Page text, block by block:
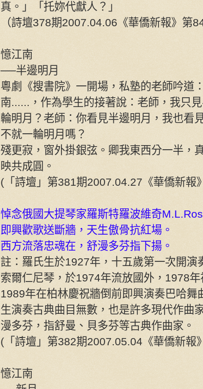
真。」「托妳代獻人？」
（詩壇378期2007.04.06《華僑新報》第
憶江南
──半邊明月
粵劇《搜書院》一開場，私塾的老師吟道
南......，作為學生的接著說：老師，我只
輪明月？老師：你看見半邊明月，我也看
不就一輪明月嗎？
殘更寂，窗外掛銀弦。卿我東西分一半，
映共成圓。
(「詩壇」第381期2007.04.27《華僑新報
悼念俄國大提琴家羅斯特羅波維奇
即興歡歌送斷牆，天生傲骨抗紅場。
西方流落忠魂在，舒漫多芬指下揚。
註：羅氏生於1927年，十五歲第一次開演
索爾仁尼琴，於1974年流放國外，1978年
1989年在柏林慶祝牆倒前即興演奏巴哈舞
生演奏古典曲目無數，也是許多現代作曲
漫多芬，指舒曼、貝多芬等古典作曲家。
(「詩壇」第382期2007.05.04《華僑新報
憶江南